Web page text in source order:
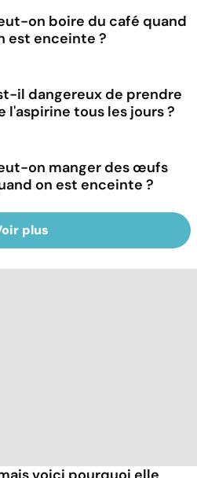
on boire du café quand
est enceinte ?
il dangereux de prendre
l'aspirine tous les jours ?
on manger des œufs
on est enceinte ?
plus